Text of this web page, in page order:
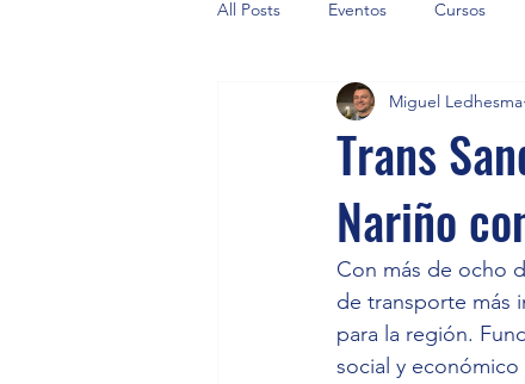
All Posts Eventos Cursos
Trans
Nariño
Miguel Ledhesma
Con más de ocho
de transporte más
para la región.
social y